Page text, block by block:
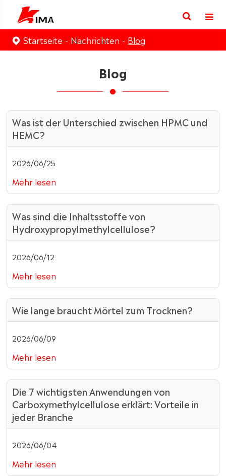
Startseite Nachrichten Blog
Blog
Was ist der Unterschied zwischen HPMC und
HEMC?
2026/06/25
Mehr lesen
Was sind die Inhaltsstoffe von
Hydroxypropylmethylcellulose?
2026/06/12
Mehr lesen
Wie lange braucht Mörtel zum Trocknen?
2026/06/09
Mehr lesen
Die 7 wichtigsten Anwendungen von
Carboxymethylcellulose erklärt: Vorteile in
jeder Branche
2026/06/04
Mehr lesen